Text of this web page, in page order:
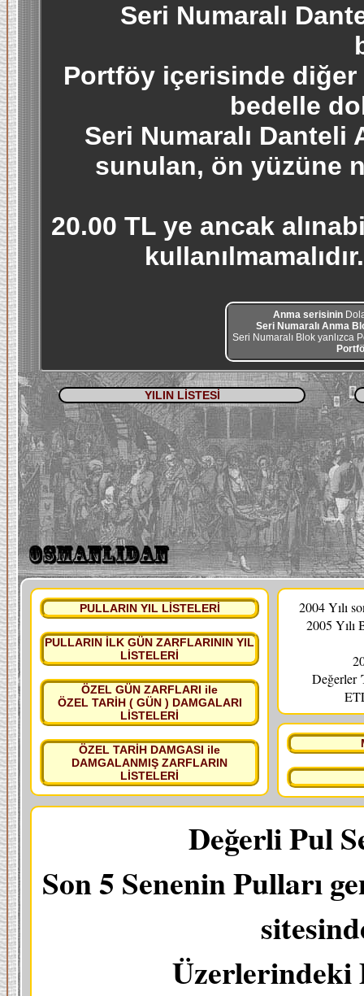
Seri Numaralı
Portföy içerisinde
bedelle
Seri Numaralı Danteli
sunulan, ön yüzüne
20.00 TL ye ancak
Anma serisinin
Seri Numaralı Anma
Seri Numaralı Blok yanlızca
YILIN LİSTESİ
PULLARIN YIL LİSTELERİ
PULLARIN İLK GÜN ZARFLARININ YIL
LİSTELERİ
ÖZEL GÜN ZARFLARI ile
ÖZEL TARİH ( GÜN ) DAMGALARI
LİSTELERİ
ÖZEL TARİH DAMGASI ile
DAMGALANMIŞ ZARFLARIN
LİSTELERİ
2004 Yılı
2005 Yılı
Değerler
Değerli Pul
Son 5 Senenin Pulları
Üzerlerindeki